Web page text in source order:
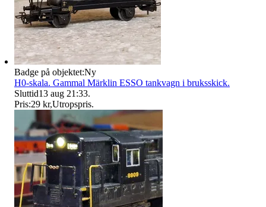
Badge på objektet:Ny
H0-skala. Gammal Märklin ESSO tankvagn i bruksskick.
Sluttid13 aug 21:33.
Pris:29 kr,Utropspris.